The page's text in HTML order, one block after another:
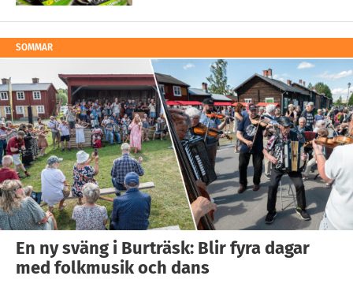
SOMMAR
En ny sväng i Burträsk: Blir fyra dagar
med folkmusik och dans